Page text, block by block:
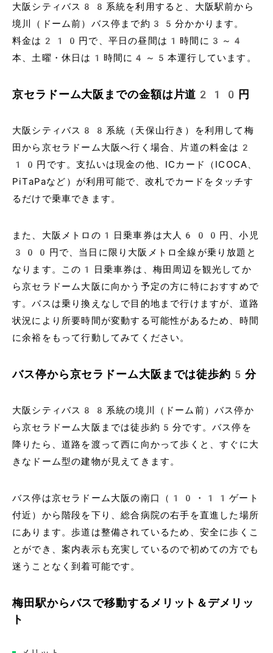
大阪シティバス88系統を利用すると、大阪駅前から
境川（ドーム前）バス停まで約35分かかります。
料金は210円で、平日の昼間は1時間に3～4
本、土曜・休日は1時間に4～5本運行しています。
京セラドーム大阪までの金額は片道210円
大阪シティバス88系統（天保山行き）を利用して梅
田から京セラドーム大阪へ行く場合、片道の料金は2
10円です。支払いは現金の他、ICカード（ICOCA、
PiTaPaなど）が利用可能で、改札でカードをタッチす
るだけで乗車できます。
また、大阪メトロの1日乗車券は大人600円、小児
300円で、当日に限り大阪メトロ全線が乗り放題と
なります。この1日乗車券は、梅田周辺を観光してか
ら京セラドーム大阪に向かう予定の方に特におすすめで
す。バスは乗り換えなしで目的地まで行けますが、道路
状況により所要時間が変動する可能性があるため、時間
に余裕をもって行動してみてください。
バス停から京セラドーム大阪までは徒歩約5分
大阪シティバス88系統の境川（ドーム前）バス停か
ら京セラドーム大阪までは徒歩約5分です。バス停を
降りたら、道路を渡って西に向かって歩くと、すぐに大
きなドーム型の建物が見えてきます。
バス停は京セラドーム大阪の南口（10・11ゲート
付近）から階段を下り、総合病院の右手を直進した場所
にあります。歩道は整備されているため、安全に歩くこ
とができ、案内表示も充実しているので初めての方でも
迷うことなく到着可能です。
梅田駅からバスで移動するメリット＆デメリッ
ト